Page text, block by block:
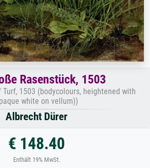
Rasenstück, 1503
Turf, 1503 (bodycolours, heightened with
white on vellum))
Albrecht Dürer
€ 148.40
Enthält 19% MwSt.